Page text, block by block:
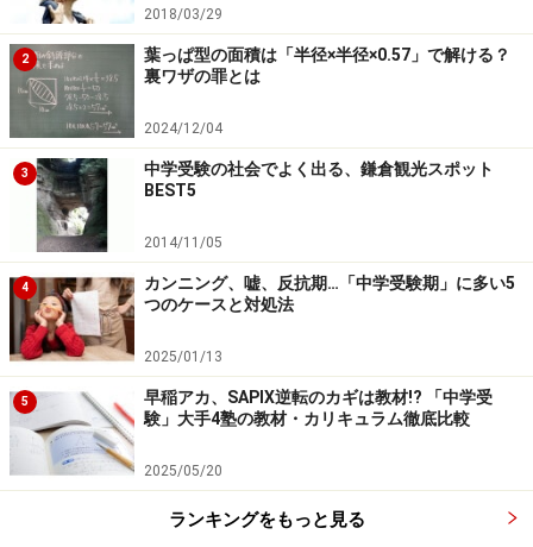
2018/03/29
2
葉っぱ型の面積は「半径×半径×0.57」で解ける？
裏ワザの罪とは
2024/12/04
3
中学受験の社会でよく出る、鎌倉観光スポット
BEST5
2014/11/05
4
カンニング、嘘、反抗期…「中学受験期」に多い5
つのケースと対処法
2025/01/13
5
早稲アカ、SAPIX逆転のカギは教材!? 「中学受
験」大手4塾の教材・カリキュラム徹底比較
2025/05/20
ランキングをもっと見る